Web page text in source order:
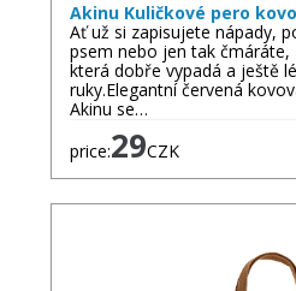
Akinu Kuličkové pero
Ať už si zapisujete nápady,
psem nebo jen tak čmáráte,
která dobře vypadá a ještě
ruky.Elegantní červená
Akinu se…
price:29CZK